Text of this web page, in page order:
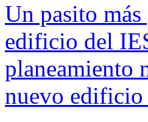
Un pasito
edificio del
planeamiento
nuevo